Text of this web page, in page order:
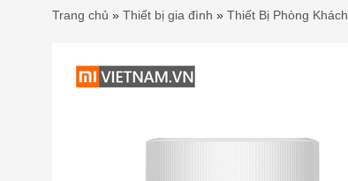
Trang chủ » Thiết bị gia đình » Thiết Bị Phòng Khách